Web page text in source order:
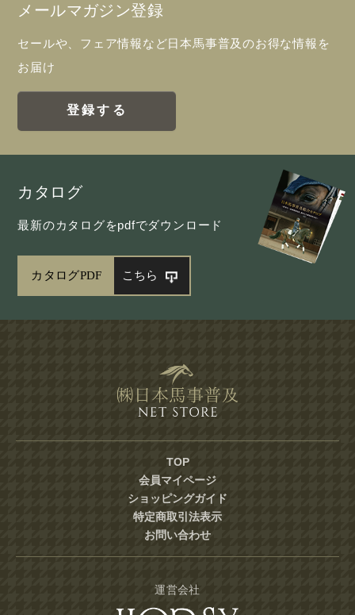
メールマガジン登録
セールや、フェア情報など日本馬事普及のお得な情報を
お届け
登録する
カタログ
最新のカタログをpdfでダウンロード
カタログPDF こちら
TOP
会員マイページ
ショッピングガイド
特定商取引法表示
お問い合わせ
運営会社